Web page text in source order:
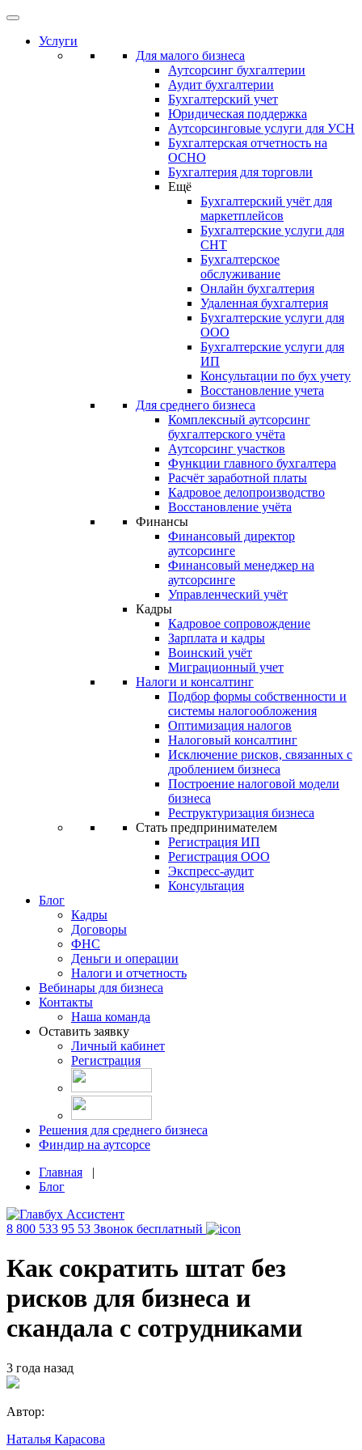
Услуги
Для малого бизнеса
Аутсорсинг бухгалтерии
Аудит бухгалтерии
Бухгалтерский учет
Юридическая поддержка
Аутсорсинговые услуги для УСН
Бухгалтерская отчетность на
ОСНО
Бухгалтерия для торговли
Ещё
Бухгалтерский учёт для
маркетплейсов
Бухгалтерские услуги для
СНТ
Бухгалтерское
обслуживание
Онлайн бухгалтерия
Удаленная бухгалтерия
Бухгалтерские услуги для
ООО
Бухгалтерские услуги для
ИП
Консультации по бух учету
Восстановление учета
Для среднего бизнеса
Комплексный аутсорсинг
бухгалтерского учёта
Аутсорсинг участков
Функции главного бухгалтера
Расчёт заработной платы
Кадровое делопроизводство
Восстановление учёта
Финансы
Финансовый директор
аутсорсинге
Финансовый менеджер на
аутсорсинге
Управленческий учёт
Кадры
Кадровое сопровождение
Зарплата и кадры
Воинский учёт
Миграционный учет
Налоги и консалтинг
Подбор формы собственности и
системы налогообложения
Оптимизация налогов
Налоговый консалтинг
Исключение рисков, связанных с
дроблением бизнеса
Построение налоговой модели
бизнеса
Реструктуризация бизнеса
Стать предпринимателем
Регистрация ИП
Регистрация ООО
Экспресс-аудит
Консультация
Блог
Кадры
Договоры
ФНС
Деньги и операции
Налоги и отчетность
Вебинары для бизнеса
Контакты
Наша команда
Оставить заявку
Личный кабинет
Регистрация
Решения для среднего бизнеса
Финдир на аутсорсе
Главная |
Блог
8 800 533 95 53 Звонок бесплатный
Как сократить штат без
рисков для бизнеса и
скандала с сотрудниками
3 года назад
Автор:
Наталья Карасова